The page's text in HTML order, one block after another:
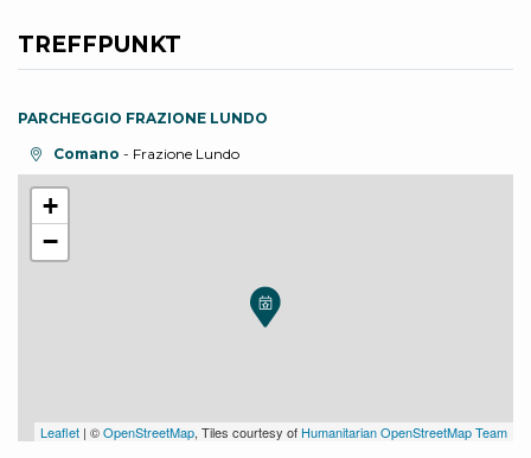
TREFFPUNKT
+
−
Leaflet | ©OpenStreetMap, Tiles courtesy of Humanitarian OpenStreetMap Team
PARCHEGGIO FRAZIONE LUNDO
aria.location:
Comano - Frazione Lundo